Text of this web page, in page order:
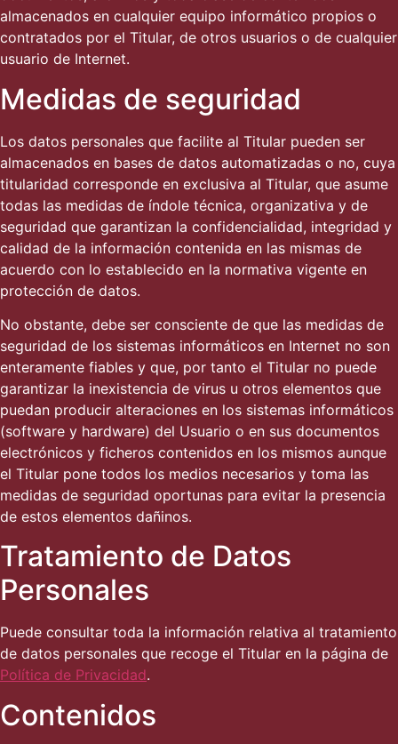
almacenados en cualquier equipo informático propios o
contratados por el Titular, de otros usuarios o de cualquier
usuario de Internet.
Medidas de seguridad
Los datos personales que facilite al Titular pueden ser
almacenados en bases de datos automatizadas o no, cuya
titularidad corresponde en exclusiva al Titular, que asume
todas las medidas de índole técnica, organizativa y de
seguridad que garantizan la confidencialidad, integridad y
calidad de la información contenida en las mismas de
acuerdo con lo establecido en la normativa vigente en
protección de datos.
No obstante, debe ser consciente de que las medidas de
seguridad de los sistemas informáticos en Internet no son
enteramente fiables y que, por tanto el Titular no puede
garantizar la inexistencia de virus u otros elementos que
puedan producir alteraciones en los sistemas informáticos
(software y hardware) del Usuario o en sus documentos
electrónicos y ficheros contenidos en los mismos aunque
el Titular pone todos los medios necesarios y toma las
medidas de seguridad oportunas para evitar la presencia
de estos elementos dañinos.
Tratamiento de Datos
Personales
Puede consultar toda la información relativa al tratamiento
de datos personales que recoge el Titular en la página de
Política de Privacidad.
Contenidos